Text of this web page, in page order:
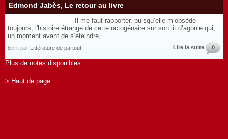
Edmond Jabès, Le retour au livre
Il me faut rapporter, puisqu’elle m’obsède
toujours, l'histoire étrange de cette octogénaire sur son lit d’agonie qui,
un moment avant de s’éteindre,...
Écrit par Littérature de partout Lire la suite 0
Plus de notes disponibles.
> Haut de page